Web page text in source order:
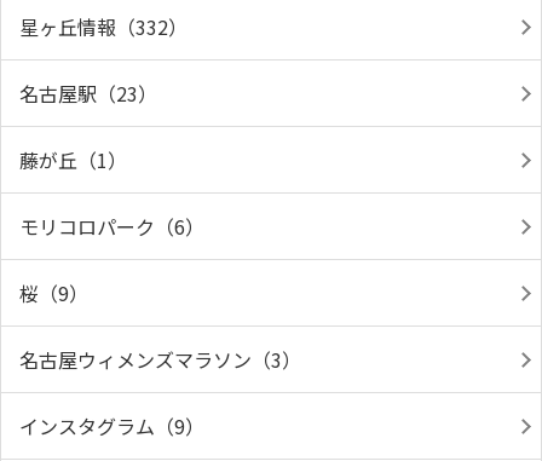
星ヶ丘情報（332）
名古屋駅（23）
藤が丘（1）
モリコロパーク（6）
桜（9）
名古屋ウィメンズマラソン（3）
インスタグラム（9）